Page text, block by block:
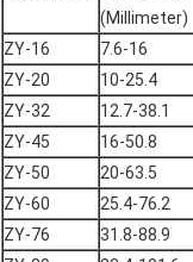
(Millimeter)
ZY-16
7.6-16
ZY-20
10-25.4
ZY-32
12.7-38.1
ZY-45
16-50.8
ZY-50
20-63.5
ZY-60
25.4-76.2
ZY-76
31.8-88.9